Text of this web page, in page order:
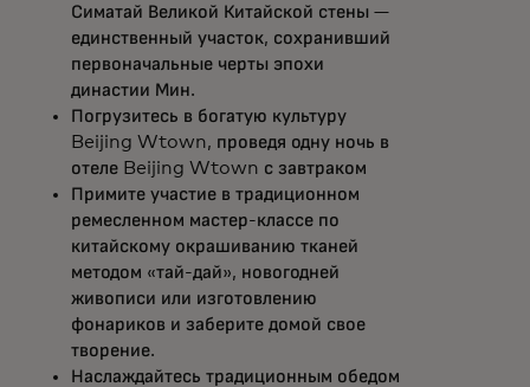
Симатай Великой Китайской стены —
единственный участок, сохранивший
первоначальные черты эпохи
династии Мин.
Погрузитесь в богатую культуру
Beijing Wtown, проведя одну ночь в
отеле Beijing Wtown с завтраком
Примите участие в традиционном
ремесленном мастер-классе по
китайскому окрашиванию тканей
методом «тай-дай», новогодней
живописи или изготовлению
фонариков и заберите домой свое
творение.
Наслаждайтесь традиционным обедом